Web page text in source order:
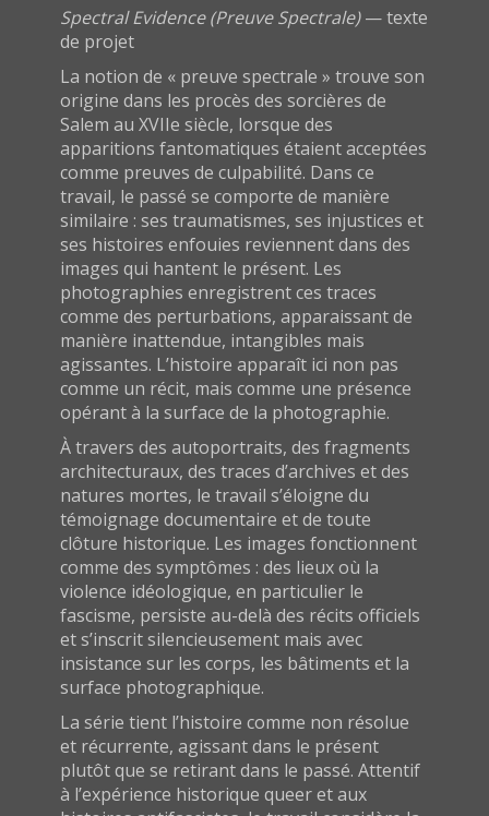
Spectral Evidence (Preuve Spectrale)— texte
de projet
La notion de « preuve spectrale » trouve son
origine dans les procès des sorcières de
Salem au XVIIe siècle, lorsque des
apparitions fantomatiques étaient acceptées
comme preuves de culpabilité. Dans ce
travail, le passé se comporte de manière
similaire : ses traumatismes, ses injustices et
ses histoires enfouies reviennent dans des
images qui hantent le présent. Les
photographies enregistrent ces traces
comme des perturbations, apparaissant de
manière inattendue, intangibles mais
agissantes. L’histoire apparaît ici non pas
comme un récit, mais comme une présence
opérant à la surface de la photographie.
À travers des autoportraits, des fragments
architecturaux, des traces d’archives et des
natures mortes, le travail s’éloigne du
témoignage documentaire et de toute
clôture historique. Les images fonctionnent
comme des symptômes : des lieux où la
violence idéologique, en particulier le
fascisme, persiste au-delà des récits officiels
et s’inscrit silencieusement mais avec
insistance sur les corps, les bâtiments et la
surface photographique.
La série tient l’histoire comme non résolue
et récurrente, agissant dans le présent
plutôt que se retirant dans le passé. Attentif
à l’expérience historique queer et aux